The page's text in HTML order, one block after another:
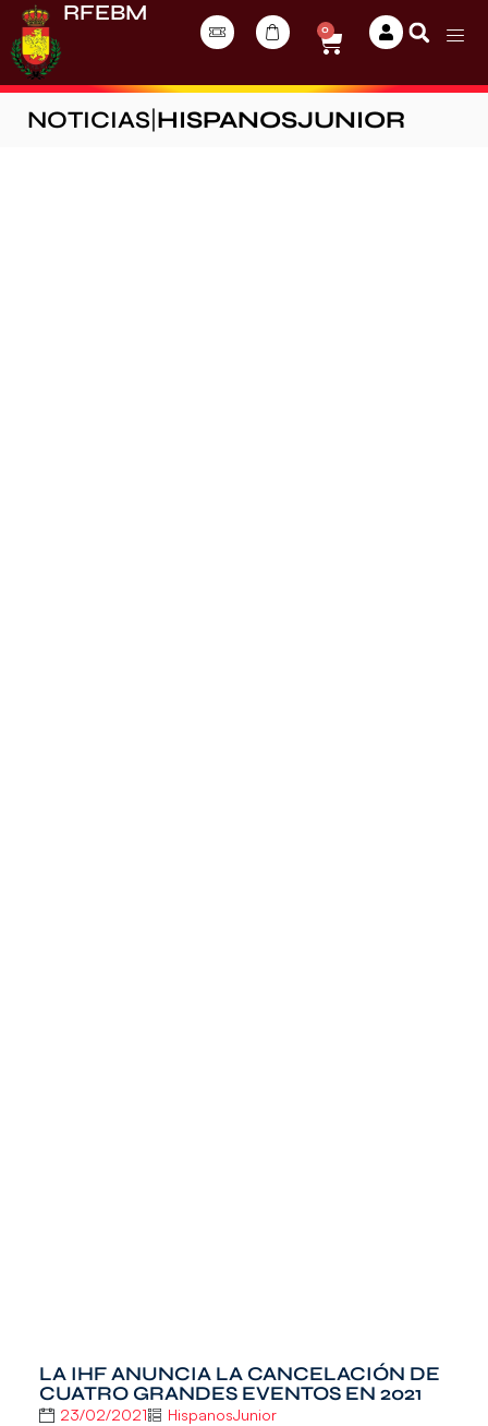
RFEBM
0
NOTICIAS HISPANOSJUNIOR
LA IHF ANUNCIA LA CANCELACIÓN DE
CUATRO GRANDES EVENTOS EN 2021
23/02/2021 HispanosJunior